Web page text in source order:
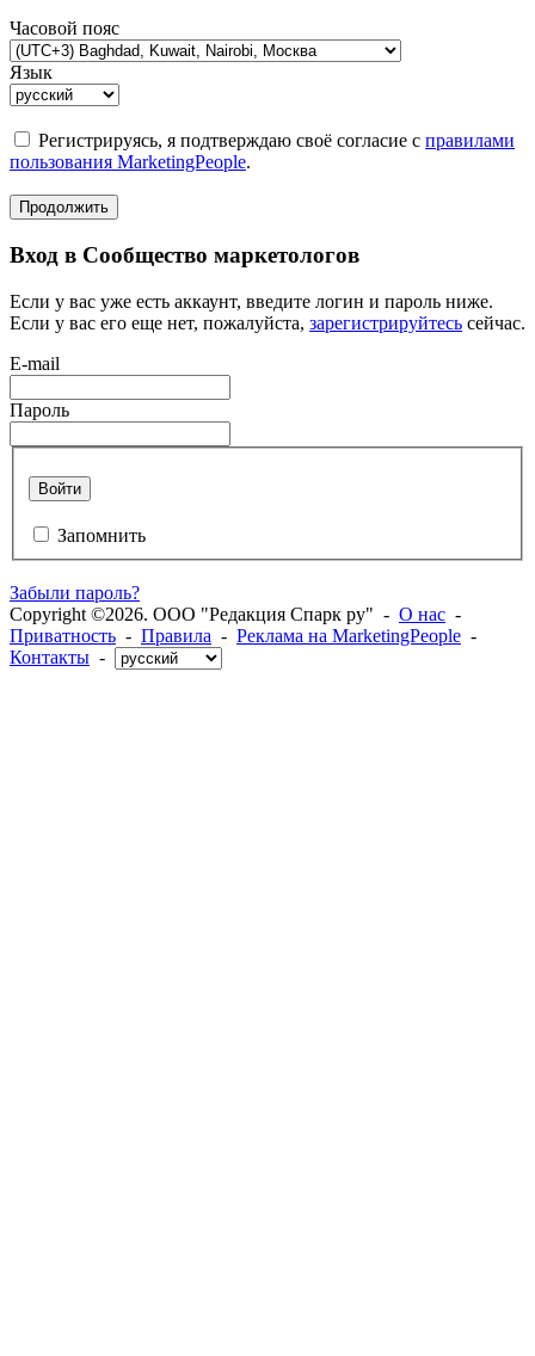
Часовой пояс
Язык
Регистрируясь, я подтверждаю своё согласие с правилами
пользования MarketingPeople.
Продолжить
Вход в Сообщество маркетологов
Если у вас уже есть аккаунт, введите логин и пароль ниже.
Если у вас его еще нет, пожалуйста, зарегистрируйтесь сейчас.
E-mail
Пароль
Войти
Запомнить
Забыли пароль?
Copyright ©2026. ООО "Редакция Спарк ру" - О нас -
Приватность - Правила - Реклама на MarketingPeople -
Контакты -